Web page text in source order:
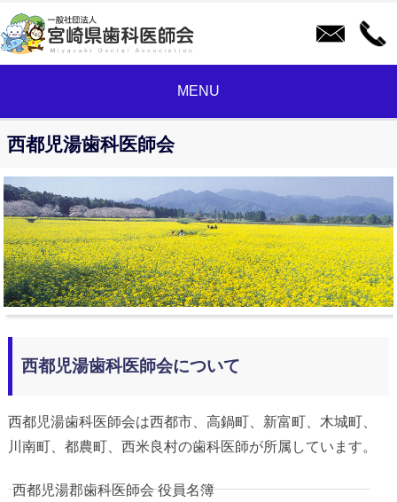
MENU
西都児湯歯科医師会
西都児湯歯科医師会について
西都児湯歯科医師会は西都市、高鍋町、新富町、木城町、
川南町、都農町、西米良村の歯科医師が所属しています。
西都児湯郡歯科医師会 役員名簿